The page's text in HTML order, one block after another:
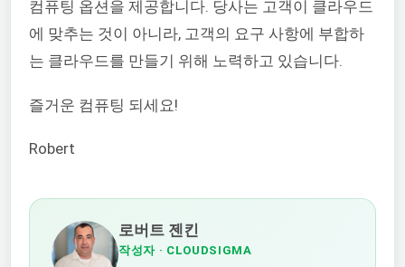
컴퓨팅 옵션을 제공합니다. 당사는 고객이 클라우드
에 맞추는 것이 아니라, 고객의 요구 사항에 부합하
는 클라우드를 만들기 위해 노력하고 있습니다.
즐거운 컴퓨팅 되세요!
Robert
로버트 젠킨
작성자· CLOUDSIGMA